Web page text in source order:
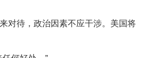
对待，政治因素不应干涉。美国将